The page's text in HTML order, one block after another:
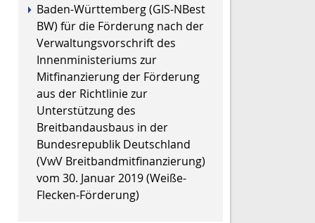
Baden-Württemberg (GIS-NBest
BW) für die Förderung nach der
Verwaltungsvorschrift des
Innenministeriums zur
Mitfinanzierung der Förderung
aus der Richtlinie zur
Unterstützung des
Breitbandausbaus in der
Bundesrepublik Deutschland
(VwV Breitbandmitfinanzierung)
vom 30. Januar 2019 (Weiße-
Flecken-Förderung)